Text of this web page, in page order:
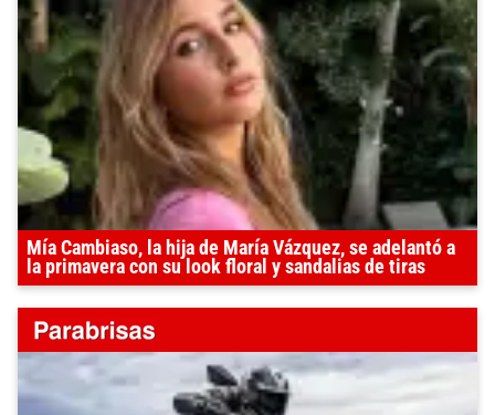
Mía Cambiaso, la hija de María Vázquez, se adelantó a
la primavera con su look floral y sandalias de tiras